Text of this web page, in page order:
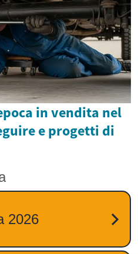
in vendita nel
e progetti di